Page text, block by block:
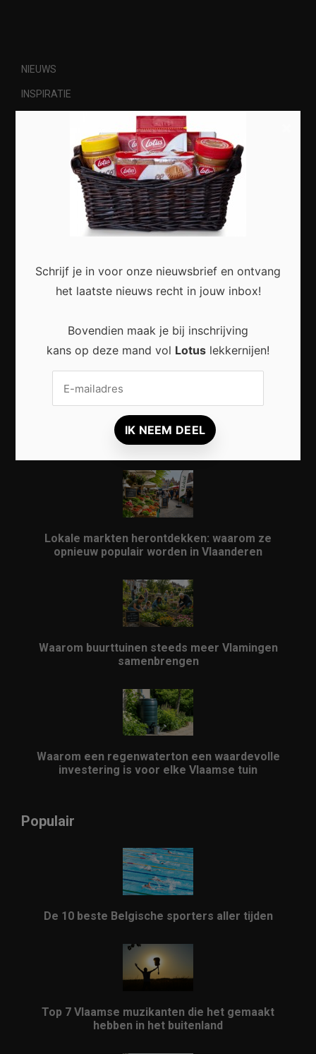
NIEUWS
INSPIRATIE
Most Recent
in en rond het huis
Praktische Veranderingen Die Het Dagelijks Leven
Aangenamer Maken
Lokale markten herontdekken: waarom ze
opnieuw populair worden in Vlaanderen
Waarom buurttuinen steeds meer Vlamingen
samenbrengen
Waarom een regenwaterton een waardevolle
investering is voor elke Vlaamse tuin
Populair
De 10 beste Belgische sporters aller tijden
Top 7 Vlaamse muzikanten die het gemaakt
hebben in het buitenland
Schrijf je in voor onze nieuwsbrief en ontvang
het laatste nieuws recht in jouw inbox!
Bovendien maak je bij inschrijving
kans op deze mand vol Lotus lekkernijen!